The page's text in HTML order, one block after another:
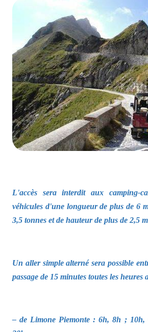
L'accès sera interdit aux camping-
véhicules d'une longueur de plus de 6
3,5 tonnes et de hauteur de plus de 2,5
Un aller simple alterné sera possible
passage de 15 minutes toutes les heures
– de Limone Piemonte : 6h, 8h ; 10h,